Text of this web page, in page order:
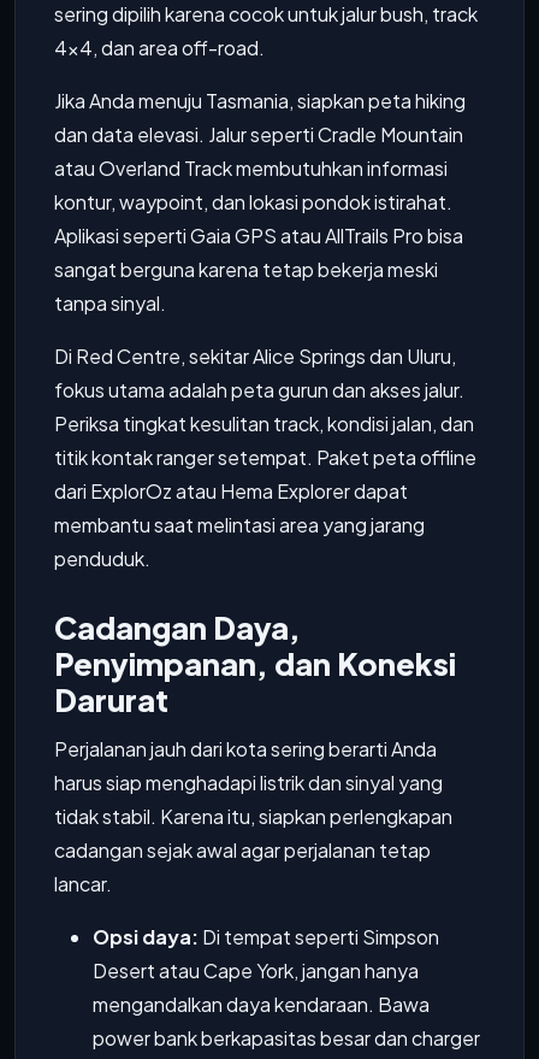
sering dipilih karena cocok untuk jalur bush, track
4x4, dan area off-road.
Jika Anda menuju Tasmania, siapkan peta hiking
dan data elevasi. Jalur seperti Cradle Mountain
atau Overland Track membutuhkan informasi
kontur, waypoint, dan lokasi pondok istirahat.
Aplikasi seperti Gaia GPS atau AllTrails Pro bisa
sangat berguna karena tetap bekerja meski
tanpa sinyal.
Di Red Centre, sekitar Alice Springs dan Uluru,
fokus utama adalah peta gurun dan akses jalur.
Periksa tingkat kesulitan track, kondisi jalan, dan
titik kontak ranger setempat. Paket peta offline
dari ExplorOz atau Hema Explorer dapat
membantu saat melintasi area yang jarang
penduduk.
Cadangan Daya,
Penyimpanan, dan Koneksi
Darurat
Perjalanan jauh dari kota sering berarti Anda
harus siap menghadapi listrik dan sinyal yang
tidak stabil. Karena itu, siapkan perlengkapan
cadangan sejak awal agar perjalanan tetap
lancar.
Opsi daya: Di tempat seperti Simpson
Desert atau Cape York, jangan hanya
mengandalkan daya kendaraan. Bawa
power bank berkapasitas besar dan charger